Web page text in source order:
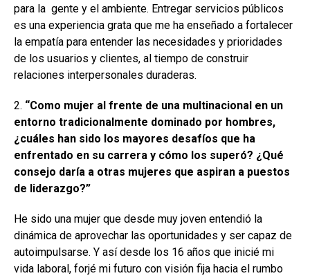
para la gente y el ambiente. Entregar servicios públicos
es una experiencia grata que me ha enseñado a fortalecer
la empatía para entender las necesidades y prioridades
de los usuarios y clientes, al tiempo de construir
relaciones interpersonales duraderas.
2. “Como mujer al frente de una multinacional en un
entorno tradicionalmente dominado por hombres,
¿cuáles han sido los mayores desafíos que ha
enfrentado en su carrera y cómo los superó? ¿Qué
consejo daría a otras mujeres que aspiran a puestos
de liderazgo?”
He sido una mujer que desde muy joven entendió la
dinámica de aprovechar las oportunidades y ser capaz de
autoimpulsarse. Y así desde los 16 años que inicié mi
vida laboral, forjé mi futuro con visión fija hacia el rumbo